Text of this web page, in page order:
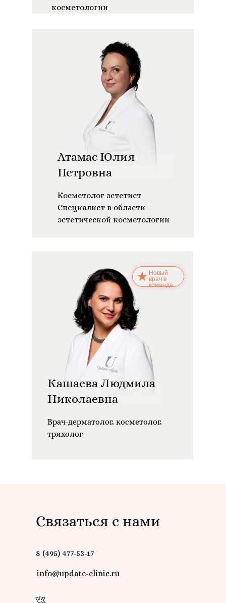
Атамас Юлия
Петровна
Косметолог эстетист
Специалист в области
эстетической косметологии
косметологии
Кашаева Людмила
Николаевна
Врач-дерматолог, косметолог,
трихолог
Новый
врач в
команде
Связаться с нами
8 (495) 477-53-17
info@update-clinic.ru